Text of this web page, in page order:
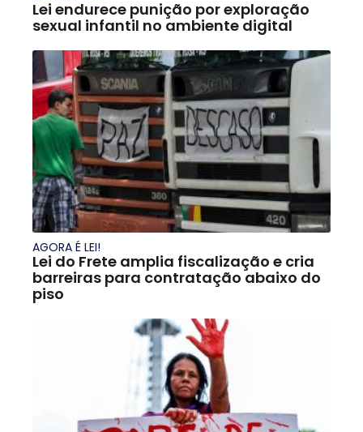
Lei endurece punição por exploração
sexual infantil no ambiente digital
AGORA É LEI!
Lei do Frete amplia fiscalização e cria
barreiras para contratação abaixo do
piso